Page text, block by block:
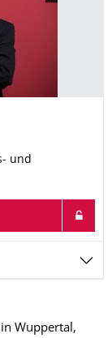
und
Wuppertal,